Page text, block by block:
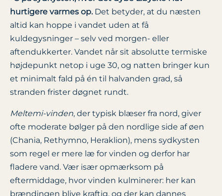
hurtigere varmes op.Det betyder, at du næsten
altid kan hoppe i vandet uden at få
kuldegysninger – selv ved morgen- eller
aftendukkerter. Vandet når sit absolutte termiske
højdepunkt netop i uge 30, og natten bringer kun
et minimalt fald på én til halvanden grad, så
stranden frister døgnet rundt.
Meltemi-vinden, der typisk blæser fra nord, giver
ofte moderate bølger på den nordlige side af øen
(Chania, Rethymno, Heraklion), mens sydkysten
som regel er mere læ for vinden og derfor har
fladere vand. Vær især opmærksom på
eftermiddage, hvor vinden kulminerer: her kan
brændingen blive kraftig, og der kan dannes